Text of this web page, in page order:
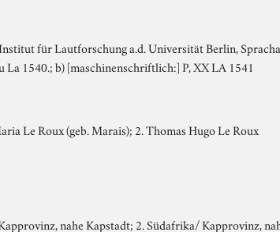
für Lautforschung a.d. Universität Berlin,
La 1540.; b) [maschinenschriftlich:] P, XX LA 1541
Le Roux (geb. Marais); 2. Thomas Hugo Le Roux
nahe Kapstadt; 2. Südafrika/ Kapprovinz,